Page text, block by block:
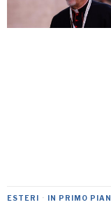
ESTERI · IN PRIMO